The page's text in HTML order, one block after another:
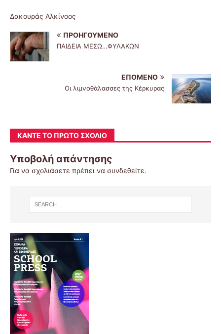
Δακουράς Αλκίνοος
ΠΡΟΗΓΟΎΜΕΝΟ
ΠΑIΔΕΙΑ ΜΕΣΩ…ΦΥΛΑΚΩΝ
ΕΠΌΜΕΝΟ
Οι λιμνοθάλασσες της Κέρκυρας
ΚΆΝΤΕ ΤΟ ΠΡΏΤΟ ΣΧΌΛΙΟ
Υποβολή απάντησης
Για να σχολιάσετε πρέπει να συνδεθείτε.